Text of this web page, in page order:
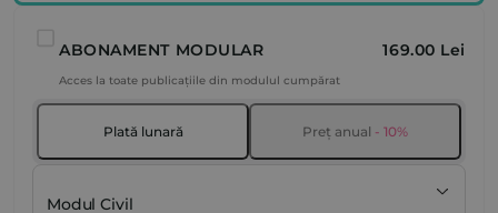
ABONAMENT MODULAR 169.00 Lei
Acces la toate publicațiile din modulul cumpărat
Plată lunară Preț anual - 10%
Modul Civil